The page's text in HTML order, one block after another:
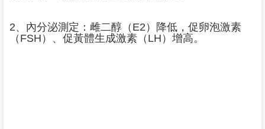
2、內分泌測定：雌二醇（E2）降低，促卵泡激素
（FSH）、促黃體生成激素（LH）增高。